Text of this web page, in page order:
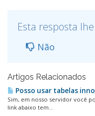
Esta resposta
Não
Artigos Relacionados
Posso usar tabelas
Sim, em nosso servidor você
link abaixo tem...